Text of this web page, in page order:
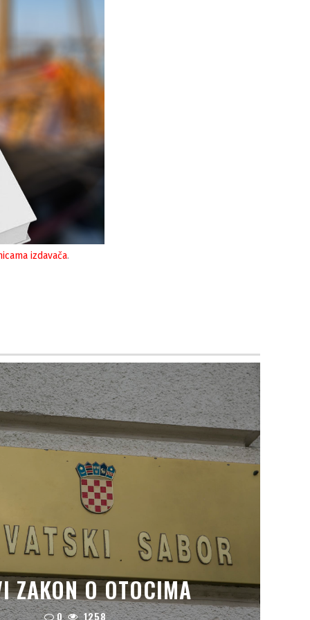
izdavača.
ZAKON O OTOCIMA
0 1258